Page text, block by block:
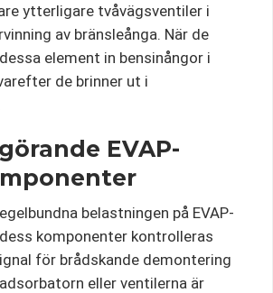
ytterligare tvåvägsventiler i
av bränsleånga. När de
element in bensinångor i
de brinner ut i
EVAP-
belastningen på EVAP-
komponenter kontrolleras
för brådskande demontering
eller ventilerna är